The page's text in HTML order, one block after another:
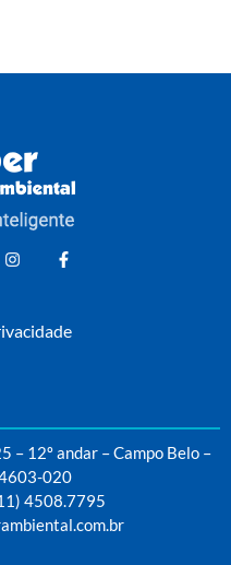
– 12º andar – Campo Belo –
020
4508.7795